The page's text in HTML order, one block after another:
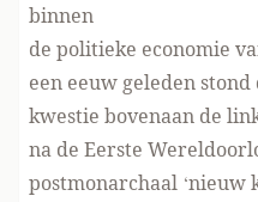
binnen
de politieke economie
een eeuw geleden
kwestie bovenaan de
na de Eerste
postmonarchaal ‘nieuw